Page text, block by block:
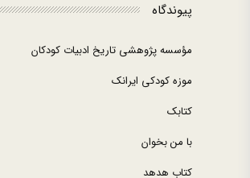
پیوندگاه
مؤسسه پژوهشی تاریخ ادبیات کودکان
موزه کودکی ایرانک
کتابک
با من بخوان
کتاب هدهد